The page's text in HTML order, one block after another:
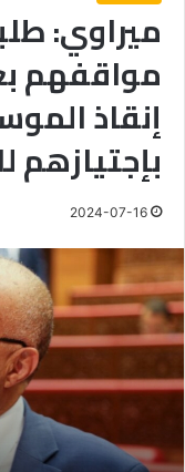
ميراوي:
مواقفهم
إنقاذ
بإجتيازهم
2024-07-16